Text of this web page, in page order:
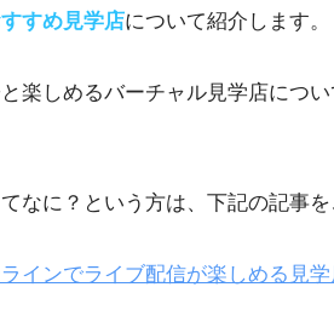
すめ見学店について紹介します。
楽しめるバーチャル見学店につ
なに？という方は、下記の記事を
インでライブ配信が楽しめる見学